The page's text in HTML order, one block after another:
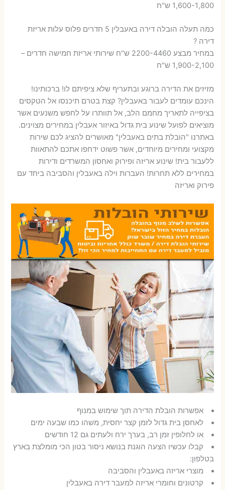
1,600-1,800 ש"ח
כמה תעלה הובלה דירה באעבלין 5 חדרים פלוס עלות אריזת
דירה ?
במחיר מבצע 2200-4460 ש"ח שירותי אריזת חמישה חדרים –
1,900-2,100 ש"ח
מזיזים את הדירה ברוגע ובתעריף שלא ציפיתם לו! ברכותינו!
הינכם עומדים לעבור באעבלין? קצת בטרם תיכנסו אל הטקסים
בציפייה לתאריך מחמם הלב, אל תוותרו על לחפש משנעים אשר
מוציאים לפועל שינוע בית גדול באיזור אעבלין במחירים מצוינים.
באתרנו "הובלת בתים באעבלין" מאושרים להציג לכם שירות
מקצועי ומחירים מיוחדים, אשר פשוט ידחפו אתכם להתאוות
ללעבור בית! שינוע אריזה ופירוק ואחסון המשרדים ודירות
במחירים ללא תחרות! העברות וילה באעבלין והסביבה ביחד עם
פירוק ואריזה
אפשרות הובלת הדירה תוך שימוש במנוף
לאחסן בית גדול לזמן קצר יחסית, משהו כמו שבעה ימים
או לחלופין זמן רב, בערך ירח ולעתים גם 12 חודשים
קבלו עכשיו הצעה הוגנת בנושא ניסור בטון הכי מומלצת בארץ
בטלפון:
מוצרי אריזה באעבלין והסביבה
קרטונים וחומרי אריזה למעבר דירה באעבלין